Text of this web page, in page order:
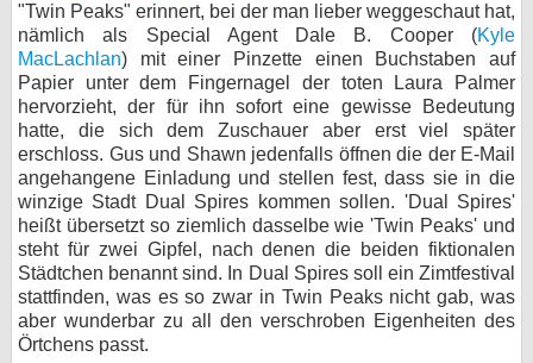
"Twin Peaks" erinnert, bei der man lieber weggeschaut hat,
nämlich als Special Agent Dale B. Cooper (Kyle
MacLachlan) mit einer Pinzette einen Buchstaben auf
Papier unter dem Fingernagel der toten Laura Palmer
hervorzieht, der für ihn sofort eine gewisse Bedeutung
hatte, die sich dem Zuschauer aber erst viel später
erschloss. Gus und Shawn jedenfalls öffnen die der E-Mail
angehangene Einladung und stellen fest, dass sie in die
winzige Stadt Dual Spires kommen sollen. 'Dual Spires'
heißt übersetzt so ziemlich dasselbe wie 'Twin Peaks' und
steht für zwei Gipfel, nach denen die beiden fiktionalen
Städtchen benannt sind. In Dual Spires soll ein Zimtfestival
stattfinden, was es so zwar in Twin Peaks nicht gab, was
aber wunderbar zu all den verschroben Eigenheiten des
Örtchens passt.
Datenschutz
Cookie-Einstellungen
Impressum
Desktop-Ansicht
myFanbase